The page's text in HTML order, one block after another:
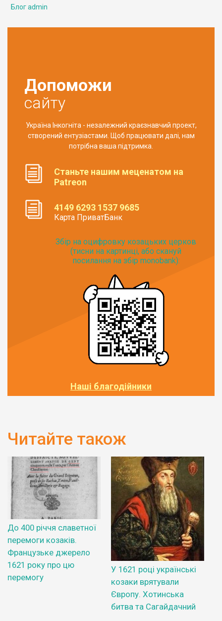
Блог admin
Допоможи
сайту
Україна Інкогніта - незалежний краєзнавчий проект,
створений ентузіастами. Щоб працювати далі, нам
потрібна ваша підтримка.
Станьте нашим меценатом на
Patreon
4149 6293 1537 9685
Карта ПриватБанк
Збір на оцифровку козацьких церков
(тисни на картинці, або скануй
посилання на збір monobank):
Наші благодійники
Читайте також
До 400 річчя славетної
перемоги козаків.
Французьке джерело
1621 року про цю
перемогу
У 1621 році українські
козаки врятували
Європу. Хотинська
битва та Сагайдачний